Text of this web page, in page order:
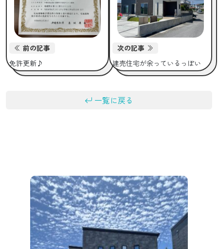
前の記事
免許更新♪
次の記事
建売住宅が余っているっぽい
一覧に戻る